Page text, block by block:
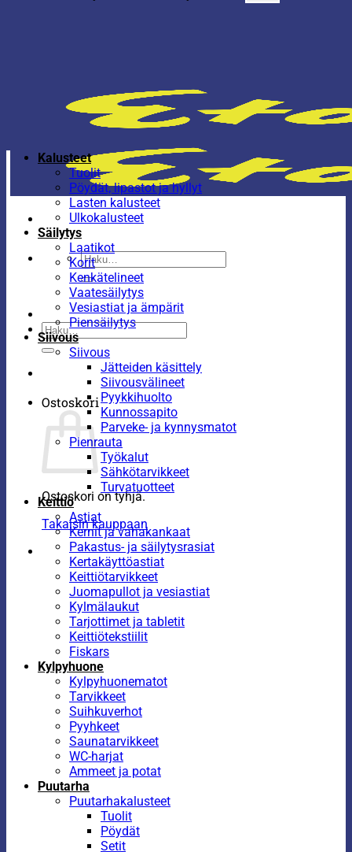
Etsi:
Etsi:
Ostoskori
Ostoskori on tyhjä.
Takaisin kauppaan
Kalusteet
Tuolit
Pöydät, lipastot ja hyllyt
Lasten kalusteet
Ulkokalusteet
Säilytys
Laatikot
Korit
Kenkätelineet
Vaatesäilytys
Vesiastiat ja ämpärit
Piensäilytys
Siivous
Siivous
Jätteiden käsittely
Siivousvälineet
Pyykkihuolto
Kunnossapito
Parveke- ja kynnysmatot
Pienrauta
Työkalut
Sähkötarvikkeet
Turvatuotteet
Keittiö
Astiat
Kernit ja vahakankaat
Pakastus- ja säilytysrasiat
Kertakäyttöastiat
Keittiötarvikkeet
Juomapullot ja vesiastiat
Kylmälaukut
Tarjottimet ja tabletit
Keittiötekstiilit
Fiskars
Kylpyhuone
Kylpyhuonematot
Tarvikkeet
Suihkuverhot
Pyyhkeet
Saunatarvikkeet
WC-harjat
Ammeet ja potat
Puutarha
Puutarhakalusteet
Tuolit
Pöydät
Setit